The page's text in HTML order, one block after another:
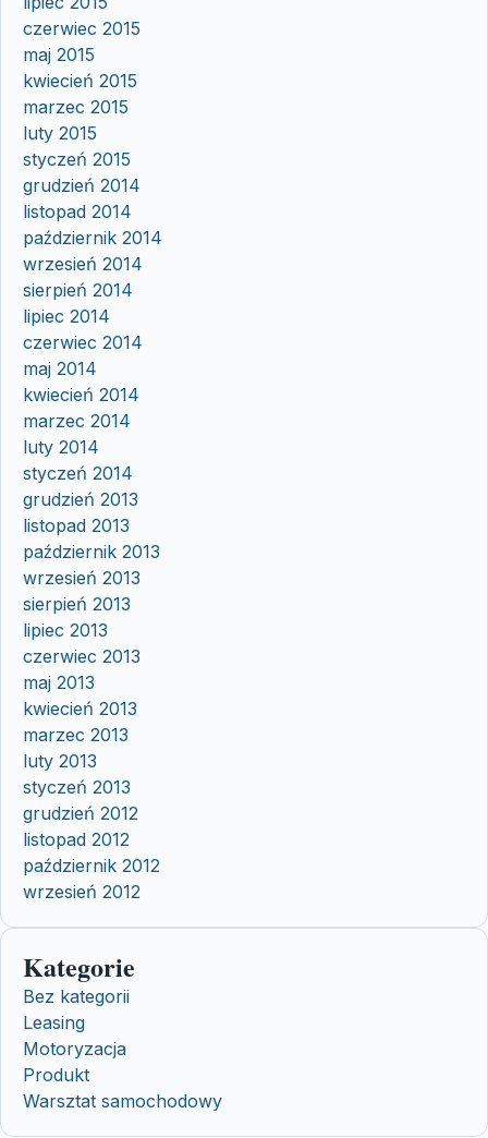
czerwiec 2015
maj 2015
kwiecień 2015
marzec 2015
luty 2015
styczeń 2015
grudzień 2014
listopad 2014
październik 2014
wrzesień 2014
sierpień 2014
lipiec 2014
czerwiec 2014
maj 2014
kwiecień 2014
marzec 2014
luty 2014
styczeń 2014
grudzień 2013
listopad 2013
październik 2013
wrzesień 2013
sierpień 2013
lipiec 2013
czerwiec 2013
maj 2013
kwiecień 2013
marzec 2013
luty 2013
styczeń 2013
grudzień 2012
listopad 2012
październik 2012
wrzesień 2012
Kategorie
Bez kategorii
Leasing
Motoryzacja
Produkt
Warsztat samochodowy